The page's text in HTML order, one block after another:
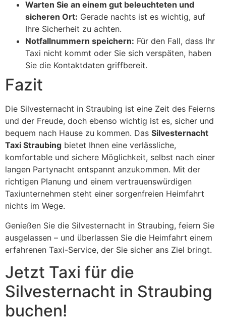
Warten Sie an einem gut beleuchteten und
sicheren Ort: Gerade nachts ist es wichtig, auf
Ihre Sicherheit zu achten.
Notfallnummern speichern: Für den Fall, dass Ihr
Taxi nicht kommt oder Sie sich verspäten, haben
Sie die Kontaktdaten griffbereit.
Fazit
Die Silvesternacht in Straubing ist eine Zeit des Feierns
und der Freude, doch ebenso wichtig ist es, sicher und
bequem nach Hause zu kommen. Das Silvesternacht
Taxi Straubing bietet Ihnen eine verlässliche,
komfortable und sichere Möglichkeit, selbst nach einer
langen Partynacht entspannt anzukommen. Mit der
richtigen Planung und einem vertrauenswürdigen
Taxiunternehmen steht einer sorgenfreien Heimfahrt
nichts im Wege.
Genießen Sie die Silvesternacht in Straubing, feiern Sie
ausgelassen – und überlassen Sie die Heimfahrt einem
erfahrenen Taxi-Service, der Sie sicher ans Ziel bringt.
Jetzt Taxi für die
Silvesternacht in Straubing
buchen!